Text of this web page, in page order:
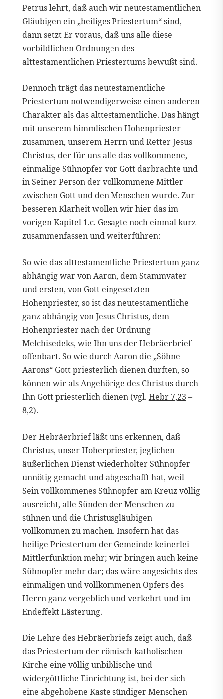
Petrus lehrt, daß auch wir neutestamentlichen
Gläubigen ein „heiliges Priestertum“ sind,
dann setzt Er voraus, daß uns alle diese
vorbildlichen Ordnungen des
alttestamentlichen Priestertums bewußt sind.
Dennoch trägt das neutestamentliche
Priestertum notwendigerweise einen anderen
Charakter als das alttestamentliche. Das hängt
mit unserem himmlischen Hohenpriester
zusammen, unserem Herrn und Retter Jesus
Christus, der für uns alle das vollkommene,
einmalige Sühnopfer vor Gott darbrachte und
in Seiner Person der vollkommene Mittler
zwischen Gott und den Menschen wurde. Zur
besseren Klarheit wollen wir hier das im
vorigen Kapitel 1.c. Gesagte noch einmal kurz
zusammenfassen und weiterführen:
So wie das alttestamentliche Priestertum ganz
abhängig war von Aaron, dem Stammvater
und ersten, von Gott eingesetzten
Hohenpriester, so ist das neutestamentliche
ganz abhängig von Jesus Christus, dem
Hohenpriester nach der Ordnung
Melchisedeks, wie Ihn uns der Hebräerbrief
offenbart. So wie durch Aaron die „Söhne
Aarons“ Gott priesterlich dienen durften, so
können wir als Angehörige des Christus durch
Ihn Gott priesterlich dienen (vgl. Hebr 7,23 –
8,2).
Der Hebräerbrief läßt uns erkennen, daß
Christus, unser Hoherpriester, jeglichen
äußerlichen Dienst wiederholter Sühnopfer
unnötig gemacht und abgeschafft hat, weil
Sein vollkommenes Sühnopfer am Kreuz völlig
ausreicht, alle Sünden der Menschen zu
sühnen und die Christusgläubigen
vollkommen zu machen. Insofern hat das
heilige Priestertum der Gemeinde keinerlei
Mittlerfunktion mehr; wir bringen auch keine
Sühnopfer mehr dar; das wäre angesichts des
einmaligen und vollkommenen Opfers des
Herrn ganz vergeblich und verkehrt und im
Endeffekt Lästerung.
Die Lehre des Hebräerbriefs zeigt auch, daß
das Priestertum der römisch-katholischen
Kirche eine völlig unbiblische und
widergöttliche Einrichtung ist, bei der sich
eine abgehobene Kaste sündiger Menschen